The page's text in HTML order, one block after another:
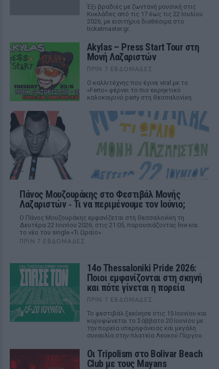
Έξι βραδιές με ζωντανή μουσική στις
Κυκλάδες από τις 17 έως τις 22 Ιουλίου
2026, με εισιτήρια διαθέσιμα στο
ticketmaster.gr.
Akylas – Press Start Tour στη
Μονή Λαζαριστών
ΠΡΙΝ 7 ΕΒΔΟΜΆΔΕΣ
Ο καλλιτέχνης που έγινε viral με το
«Ferto» φέρνει το πιο εκρηκτικό
καλοκαιρινό party στη Θεσσαλονίκη
Πάνος Μουζουράκης στο Φεστιβάλ Μονής
Λαζαριστών ‑ Τι να περιμένουμε τον Ιούνιο;
Ο Πάνος Μουζουράκης εμφανίζεται στη Θεσσαλονίκη τη
Δευτέρα 22 Ιουνίου 2026, στις 21:05, παρουσιάζοντας live και
το νέο του single «Τι Ωραίο».
ΠΡΙΝ 7 ΕΒΔΟΜΆΔΕΣ
14ο Thessaloniki Pride 2026:
Ποιοι εμφανίζονται στη σκηνή
και πότε γίνεται η πορεία
ΠΡΙΝ 7 ΕΒΔΟΜΆΔΕΣ
Το φεστιβάλ ξεκίνησε στις 15 Ιουνίου και
κορυφώνεται το Σάββατο 20 Ιουνίου με
την πορεία υπερηφάνειας και μεγάλη
συναυλία στην πλατεία Λευκού Πύργου.
Οι Tripolism στο Bolivar Beach
Club με τους Mayans